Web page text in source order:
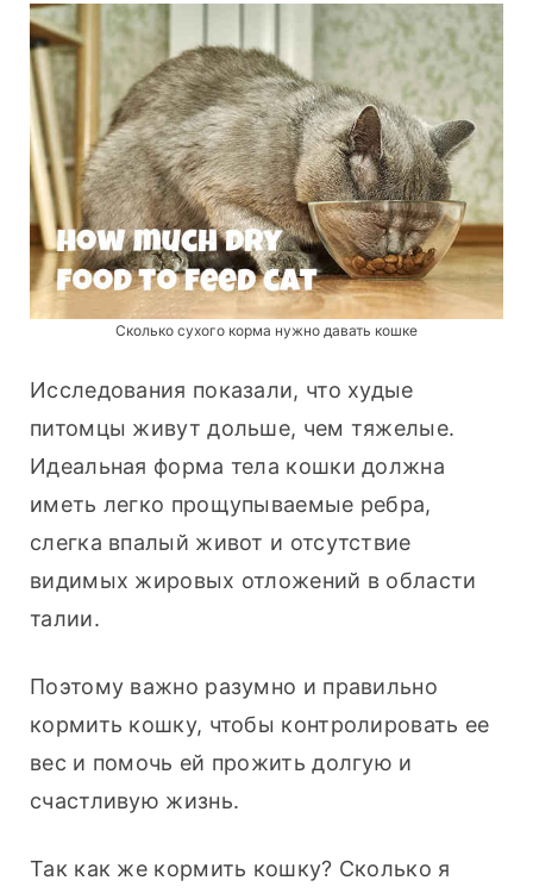
Сколько сухого корма нужно давать кошке
Исследования показали, что худые
питомцы живут дольше, чем тяжелые.
Идеальная форма тела кошки должна
иметь легко прощупываемые ребра,
слегка впалый живот и отсутствие
видимых жировых отложений в области
талии.
Поэтому важно разумно и правильно
кормить кошку, чтобы контролировать ее
вес и помочь ей прожить долгую и
счастливую жизнь.
Так как же кормить кошку? Сколько я